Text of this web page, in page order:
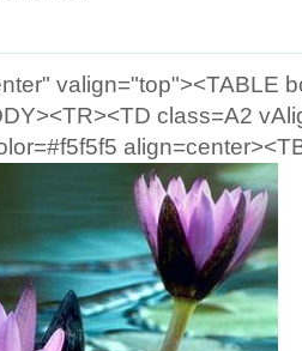
valign="top"><TABLE
class=A2